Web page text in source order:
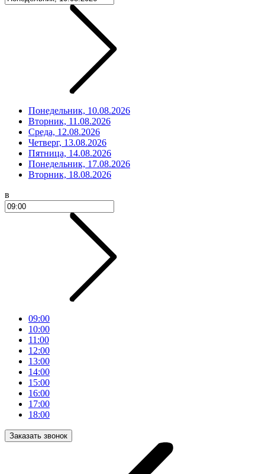
Понедельник, 10.08.2026
Вторник, 11.08.2026
Среда, 12.08.2026
Четверг, 13.08.2026
Пятница, 14.08.2026
Понедельник, 17.08.2026
Вторник, 18.08.2026
в
09:00
10:00
11:00
12:00
13:00
14:00
15:00
16:00
17:00
18:00
Заказать звонок